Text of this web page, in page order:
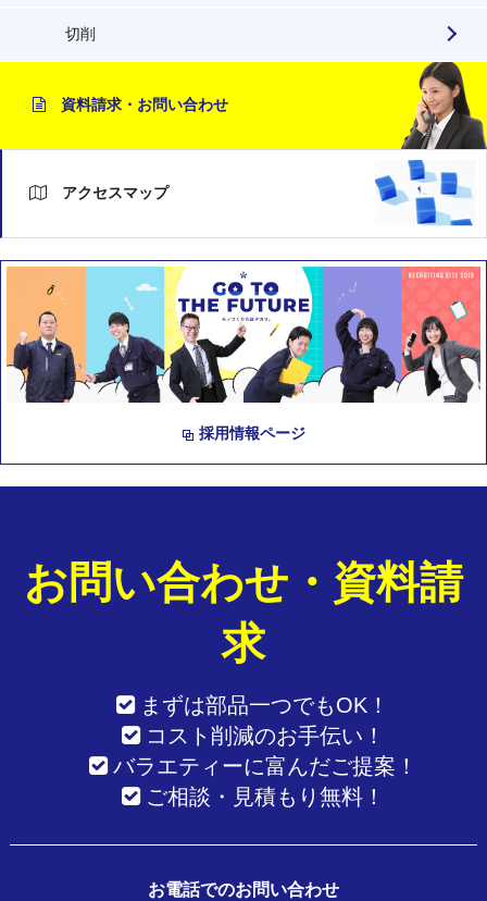
切削
資料請求・お問い合わせ
アクセスマップ
採用情報ページ
お問い合わせ・資料請
求
まずは部品一つでもOK！
コスト削減のお手伝い！
バラエティーに富んだご提案！
ご相談・見積もり無料！
お電話でのお問い合わせ